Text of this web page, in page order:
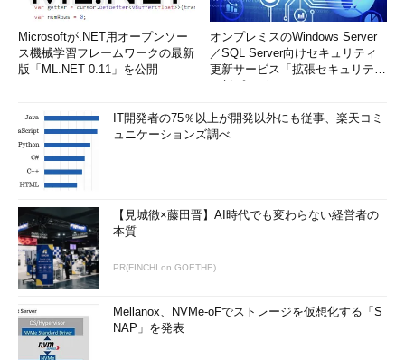
Microsoftが.NET用オープンソー
ス機械学習フレームワークの最新
版「ML.NET 0.11」を公開
オンプレミスのWindows Server
／SQL Server向けセキュリティ
更新サービス「拡張セキュリティ
IT開発者の75％以上が開発以外にも従事、楽天コミ
ュニケーションズ調べ
【見城徹×藤田晋】AI時代でも変わらない経営者の
本質
PR(FINCHI on GOETHE)
Mellanox、NVMe-oFでストレージを仮想化する「S
NAP」を発表